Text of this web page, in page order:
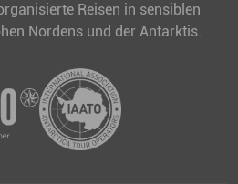
Reisen in sensiblen
Nordens und der Antarktis.